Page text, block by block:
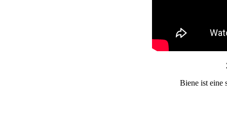
Biene ist eine